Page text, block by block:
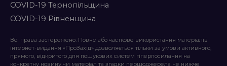
COVID-19 Тернопільщина
COVID-19 Рівненщина
Всі права застережено. Повне або часткове використання матеріалів
інтернет-видання «ПроЗахід» дозволяється тільки за умови активного,
прямого, відкритого для пошукових систем гіперпосилання на
конкретну новину чи матеріал та згадки першоджерела не нижче